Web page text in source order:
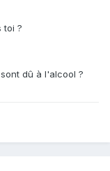
toi ?
dû à l'alcool ?